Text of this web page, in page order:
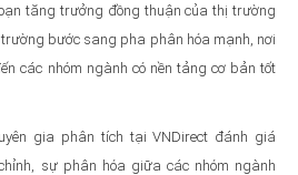
tăng trưởng đồng thuận của thị trường
bước sang pha phân hóa mạnh, nơi
các nhóm ngành có nền tảng cơ bản tốt
gia phân tích tại VNDirect đánh giá
sự phân hóa giữa các nhóm ngành